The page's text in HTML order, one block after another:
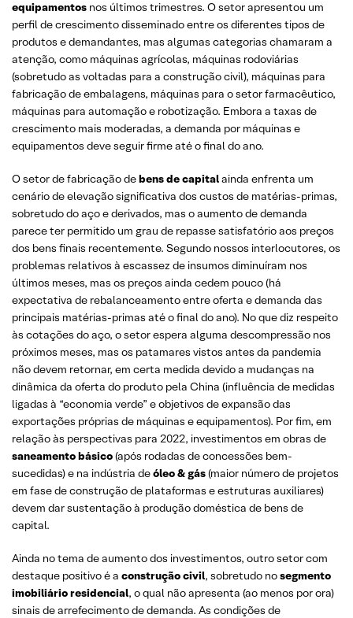
equipamentos nos últimos trimestres. O setor apresentou um
perfil de crescimento disseminado entre os diferentes tipos de
produtos e demandantes, mas algumas categorias chamaram a
atenção, como máquinas agrícolas, máquinas rodoviárias
(sobretudo as voltadas para a construção civil), máquinas para
fabricação de embalagens, máquinas para o setor farmacêutico,
máquinas para automação e robotização. Embora a taxas de
crescimento mais moderadas, a demanda por máquinas e
equipamentos deve seguir firme até o final do ano.
O setor de fabricação debens de capitalainda enfrenta um
cenário de elevação significativa dos custos de matérias-primas,
sobretudo do aço e derivados, mas o aumento de demanda
parece ter permitido um grau de repasse satisfatório aos preços
dos bens finais recentemente. Segundo nossos interlocutores, os
problemas relativos à escassez de insumos diminuíram nos
últimos meses, mas os preços ainda cedem pouco (há
expectativa de rebalanceamento entre oferta e demanda das
principais matérias-primas até o final do ano). No que diz respeito
às cotações do aço, o setor espera alguma descompressão nos
próximos meses, mas os patamares vistos antes da pandemia
não devem retornar, em certa medida devido a mudanças na
dinâmica da oferta do produto pela China (influência de medidas
ligadas à “economia verde” e objetivos de expansão das
exportações próprias de máquinas e equipamentos). Por fim, em
relação às perspectivas para 2022, investimentos em obras de
saneamento básico(após rodadas de concessões bem-
sucedidas) e na indústria deóleo & gás(maior número de projetos
em fase de construção de plataformas e estruturas auxiliares)
devem dar sustentação à produção doméstica de bens de
capital.
Ainda no tema de aumento dos investimentos, outro setor com
destaque positivo é a construção civil, sobretudo nosegmento
imobiliário residencial, o qual não apresenta (ao menos por ora)
sinais de arrefecimento de demanda. As condições de